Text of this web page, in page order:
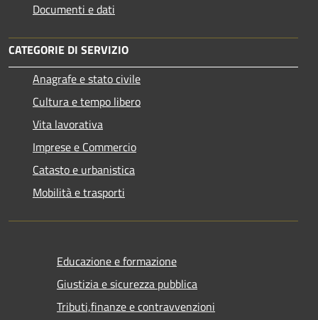
Documenti e dati
CATEGORIE DI SERVIZIO
Anagrafe e stato civile
Cultura e tempo libero
Vita lavorativa
Imprese e Commercio
Catasto e urbanistica
Mobilità e trasporti
Educazione e formazione
Giustizia e sicurezza pubblica
Tributi,finanze e contravvenzioni